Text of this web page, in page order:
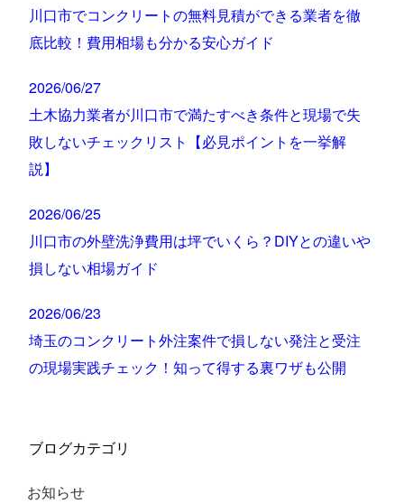
川口市でコンクリートの無料見積ができる業者を徹
底比較！費用相場も分かる安心ガイド
2026/06/27
土木協力業者が川口市で満たすべき条件と現場で失
敗しないチェックリスト【必見ポイントを一挙解
説】
2026/06/25
川口市の外壁洗浄費用は坪でいくら？DIYとの違いや
損しない相場ガイド
2026/06/23
埼玉のコンクリート外注案件で損しない発注と受注
の現場実践チェック！知って得する裏ワザも公開
ブログカテゴリ
お知らせ